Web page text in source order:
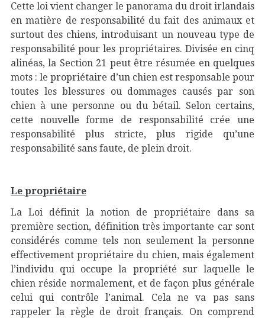
Cette loi vient changer le panorama du droit irlandais
en matière de responsabilité du fait des animaux et
surtout des chiens, introduisant un nouveau type de
responsabilité pour les propriétaires. Divisée en cinq
alinéas, la Section 21 peut être résumée en quelques
mots : le propriétaire d’un chien est responsable pour
toutes les blessures ou dommages causés par son
chien à une personne ou du bétail. Selon certains,
cette nouvelle forme de responsabilité crée une
responsabilité plus stricte, plus rigide qu’une
responsabilité sans faute, de plein droit.
Le propriétaire
La Loi définit la notion de propriétaire dans sa
première section, définition très importante car sont
considérés comme tels non seulement la personne
effectivement propriétaire du chien, mais également
l’individu qui occupe la propriété sur laquelle le
chien réside normalement, et de façon plus générale
celui qui contrôle l’animal. Cela ne va pas sans
rappeler la règle de droit français. On comprend